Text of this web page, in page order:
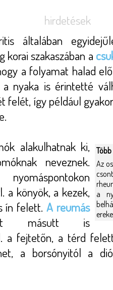
hirdetések
általában
szakaszában a
a folyamat halad
a nyaka is érintetté
felét, így például
Az
a
alakulhatnak ki,
neveznek.
a könyök, a kezek,
ín felett.A reumás
másutt is
a fejtetőn, a térd
a borsónyitól a